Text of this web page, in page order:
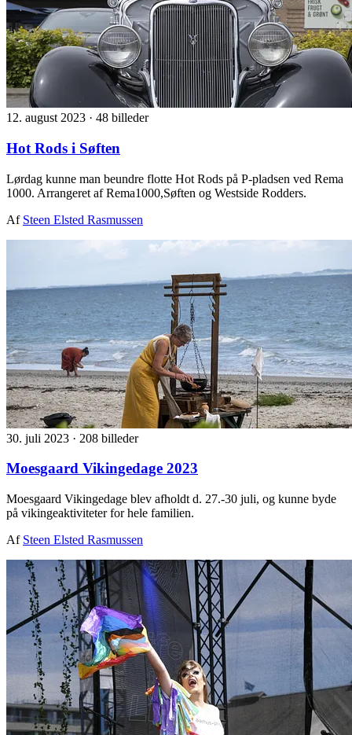
12. august 2023 · 48 billeder
Hot Rods i Søften
Lørdag kunne man beundre flotte Hot Rods på P-pladsen ved Rema
1000. Arrangeret af Rema1000,Søften og Westside Rodders.
Af Steen Elsted Rasmussen
30. juli 2023 · 208 billeder
Moesgaard Vikingedage 2023
Moesgaard Vikingedage blev afholdt d. 27.-30 juli, og kunne byde
på vikingeaktiviteter for hele familien.
Af Steen Elsted Rasmussen